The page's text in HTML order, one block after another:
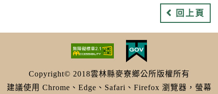
回上頁
Copyright© 2018雲林縣麥寮鄉公所版權所有
建議使用 Chrome、Edge、Safari、Firefox 瀏覽器，螢幕